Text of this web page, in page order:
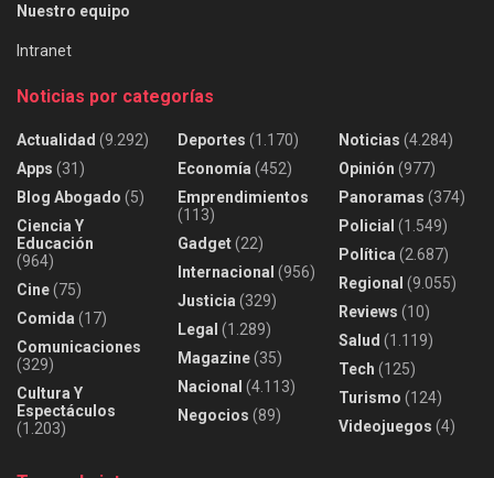
Nuestro equipo
Intranet
Noticias por categorías
Actualidad (9.292)
Apps (31)
Blog Abogado (5)
Ciencia Y
Educación
(964)
Cine(75)
Comida (17)
Comunicaciones
(329)
Cultura Y
Espectáculos
(1.203)
Deportes (1.170)
Economía (452)
Emprendimientos
(113)
Gadget(22)
Internacional (956)
Justicia (329)
Legal (1.289)
Magazine(35)
Nacional (4.113)
Negocios (89)
Noticias (4.284)
Opinión (977)
Panoramas (374)
Policial (1.549)
Política (2.687)
Regional (9.055)
Reviews (10)
Salud (1.119)
Tech (125)
Turismo (124)
Videojuegos (4)